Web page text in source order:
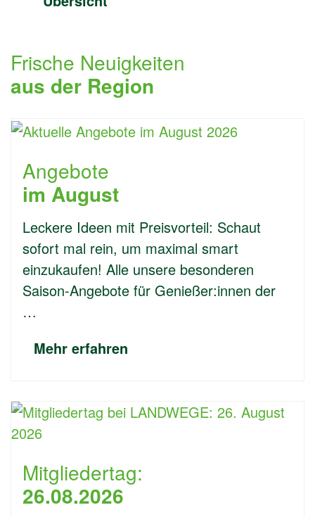
Frische Neuigkeiten
aus der Region
Angebote
im August
Leckere Ideen mit Preisvorteil: Schaut
sofort mal rein, um maximal smart
einzukaufen! Alle unsere besonderen
Saison-Angebote für Genießer:innen der
…
Mehr erfahren
Mitgliedertag:
26.08.2026